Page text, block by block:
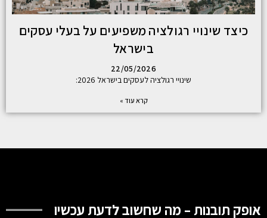
כיצד שינויי רגולציה משפיעים על בעלי עסקים
בישראל
22/05/2026
שינויי רגולציה לעסקים בישראל 2026:
קרא עוד »
אופק תובנות – מה שחשוב לדעת עכשיו